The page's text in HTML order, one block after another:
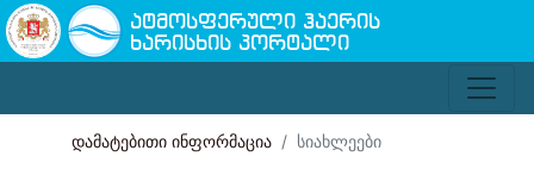
ატმოსფერული ჰაერის
ხარისხის პორტალი
დამატებითი ინფორმაცია სიახლეები